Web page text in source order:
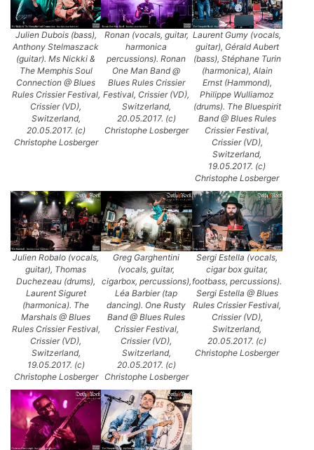
Julien Dubois (bass),
Anthony Stelmaszack
(guitar). Ms Nickki &
The Memphis Soul
Connection @ Blues
Rules Crissier Festival,
Crissier (VD),
Switzerland,
20.05.2017. (c)
Christophe Losberger
Ronan (vocals, guitar,
harmonica
percussions). Ronan
One Man Band @
Blues Rules Crissier
Festival, Crissier (VD),
Switzerland,
20.05.2017. (c)
Christophe Losberger
Laurent Gumy (vocals,
guitar), Gérald Aubert
(bass), Stéphane Turin
(harmonica), Alain
Ernst (Hammond),
Philippe Wulliamoz
(drums). The Bluespirit
Band @ Blues Rules
Crissier Festival,
Crissier (VD),
Switzerland,
19.05.2017. (c)
Christophe Losberger
Julien Robalo (vocals,
guitar), Thomas
Duchezeau (drums),
Laurent Siguret
(harmonica). The
Marshals @ Blues
Rules Crissier Festival,
Crissier (VD),
Switzerland,
19.05.2017. (c)
Christophe Losberger
Greg Garghentini
(vocals, guitar,
cigarbox, percussions),
Léa Barbier (tap
dancing). One Rusty
Band @ Blues Rules
Crissier Festival,
Crissier (VD),
Switzerland,
20.05.2017. (c)
Christophe Losberger
Sergi Estella (vocals,
cigar box guitar,
footbass, percussions).
Sergi Estella @ Blues
Rules Crissier Festival,
Crissier (VD),
Switzerland,
20.05.2017. (c)
Christophe Losberger